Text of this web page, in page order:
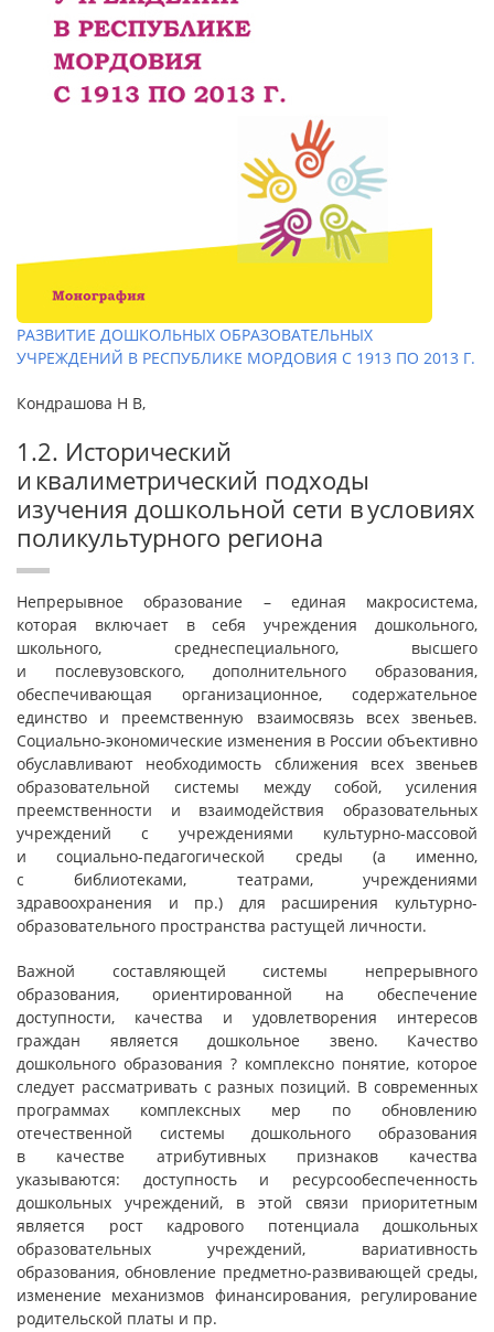
РАЗВИТИЕ ДОШКОЛЬНЫХ ОБРАЗОВАТЕЛЬНЫХ
УЧРЕЖДЕНИЙ В РЕСПУБЛИКЕ МОРДОВИЯ С 1913 ПО 2013 Г.
Кондрашова Н В,
1.2. Исторический
и квалиметрический подходы
изучения дошкольной сети в условиях
поликультурного региона
Непрерывное образование – единая макросистема,
которая включает в себя учреждения дошкольного,
школьного, среднеспециального, высшего
и послевузовского, дополнительного образования,
обеспечивающая организационное, содержательное
единство и преемственную взаимосвязь всех звеньев.
Социально-экономические изменения в России объективно
обуславливают необходимость сближения всех звеньев
образовательной системы между собой, усиления
преемственности и взаимодействия образовательных
учреждений с учреждениями культурно-массовой
и социально-педагогической среды (а именно,
с библиотеками, театрами, учреждениями
здравоохранения и пр.) для расширения культурно-
образовательного пространства растущей личности.
Важной составляющей системы непрерывного
образования, ориентированной на обеспечение
доступности, качества и удовлетворения интересов
граждан является дошкольное звено. Качество
дошкольного образования ? комплексно понятие, которое
следует рассматривать с разных позиций. В современных
программах комплексных мер по обновлению
отечественной системы дошкольного образования
в качестве атрибутивных признаков качества
указываются: доступность и ресурсообеспеченность
дошкольных учреждений, в этой связи приоритетным
является рост кадрового потенциала дошкольных
образовательных учреждений, вариативность
образования, обновление предметно-развивающей среды,
изменение механизмов финансирования, регулирование
родительской платы и пр.